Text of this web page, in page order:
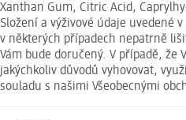
Xanthan Gum, Citric Acid,
Složení a výživové údaje uvedené
v některých případech nepatrně
Vám bude doručený. V případě, že
jakýchkoliv důvodů vyhovovat,
souladu s našimi Všeobecnými